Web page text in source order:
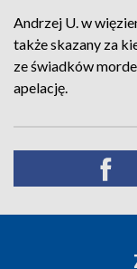
Andrzej U. w
także skazany za
ze świadków
apelację.